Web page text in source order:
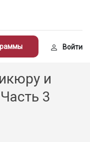
Войти
и
3